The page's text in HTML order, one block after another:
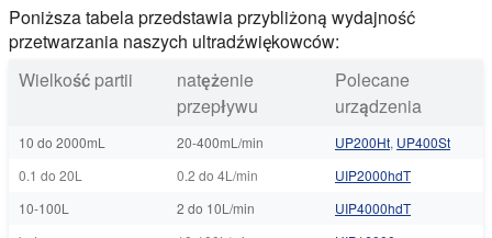
Poniższa tabela przedstawia przybliżoną wydajność
przetwarzania naszych ultradźwiękowców:
Wielkość partii
natężenie
przepływu
Polecane
urządzenia
10 do 2000mL 20-400mL/min UP200Ht, UP400St
0.1 do 20L
0.2 do 4L/min
UIP2000hdT
10-100L
2 do 10L/min
UIP4000hdT